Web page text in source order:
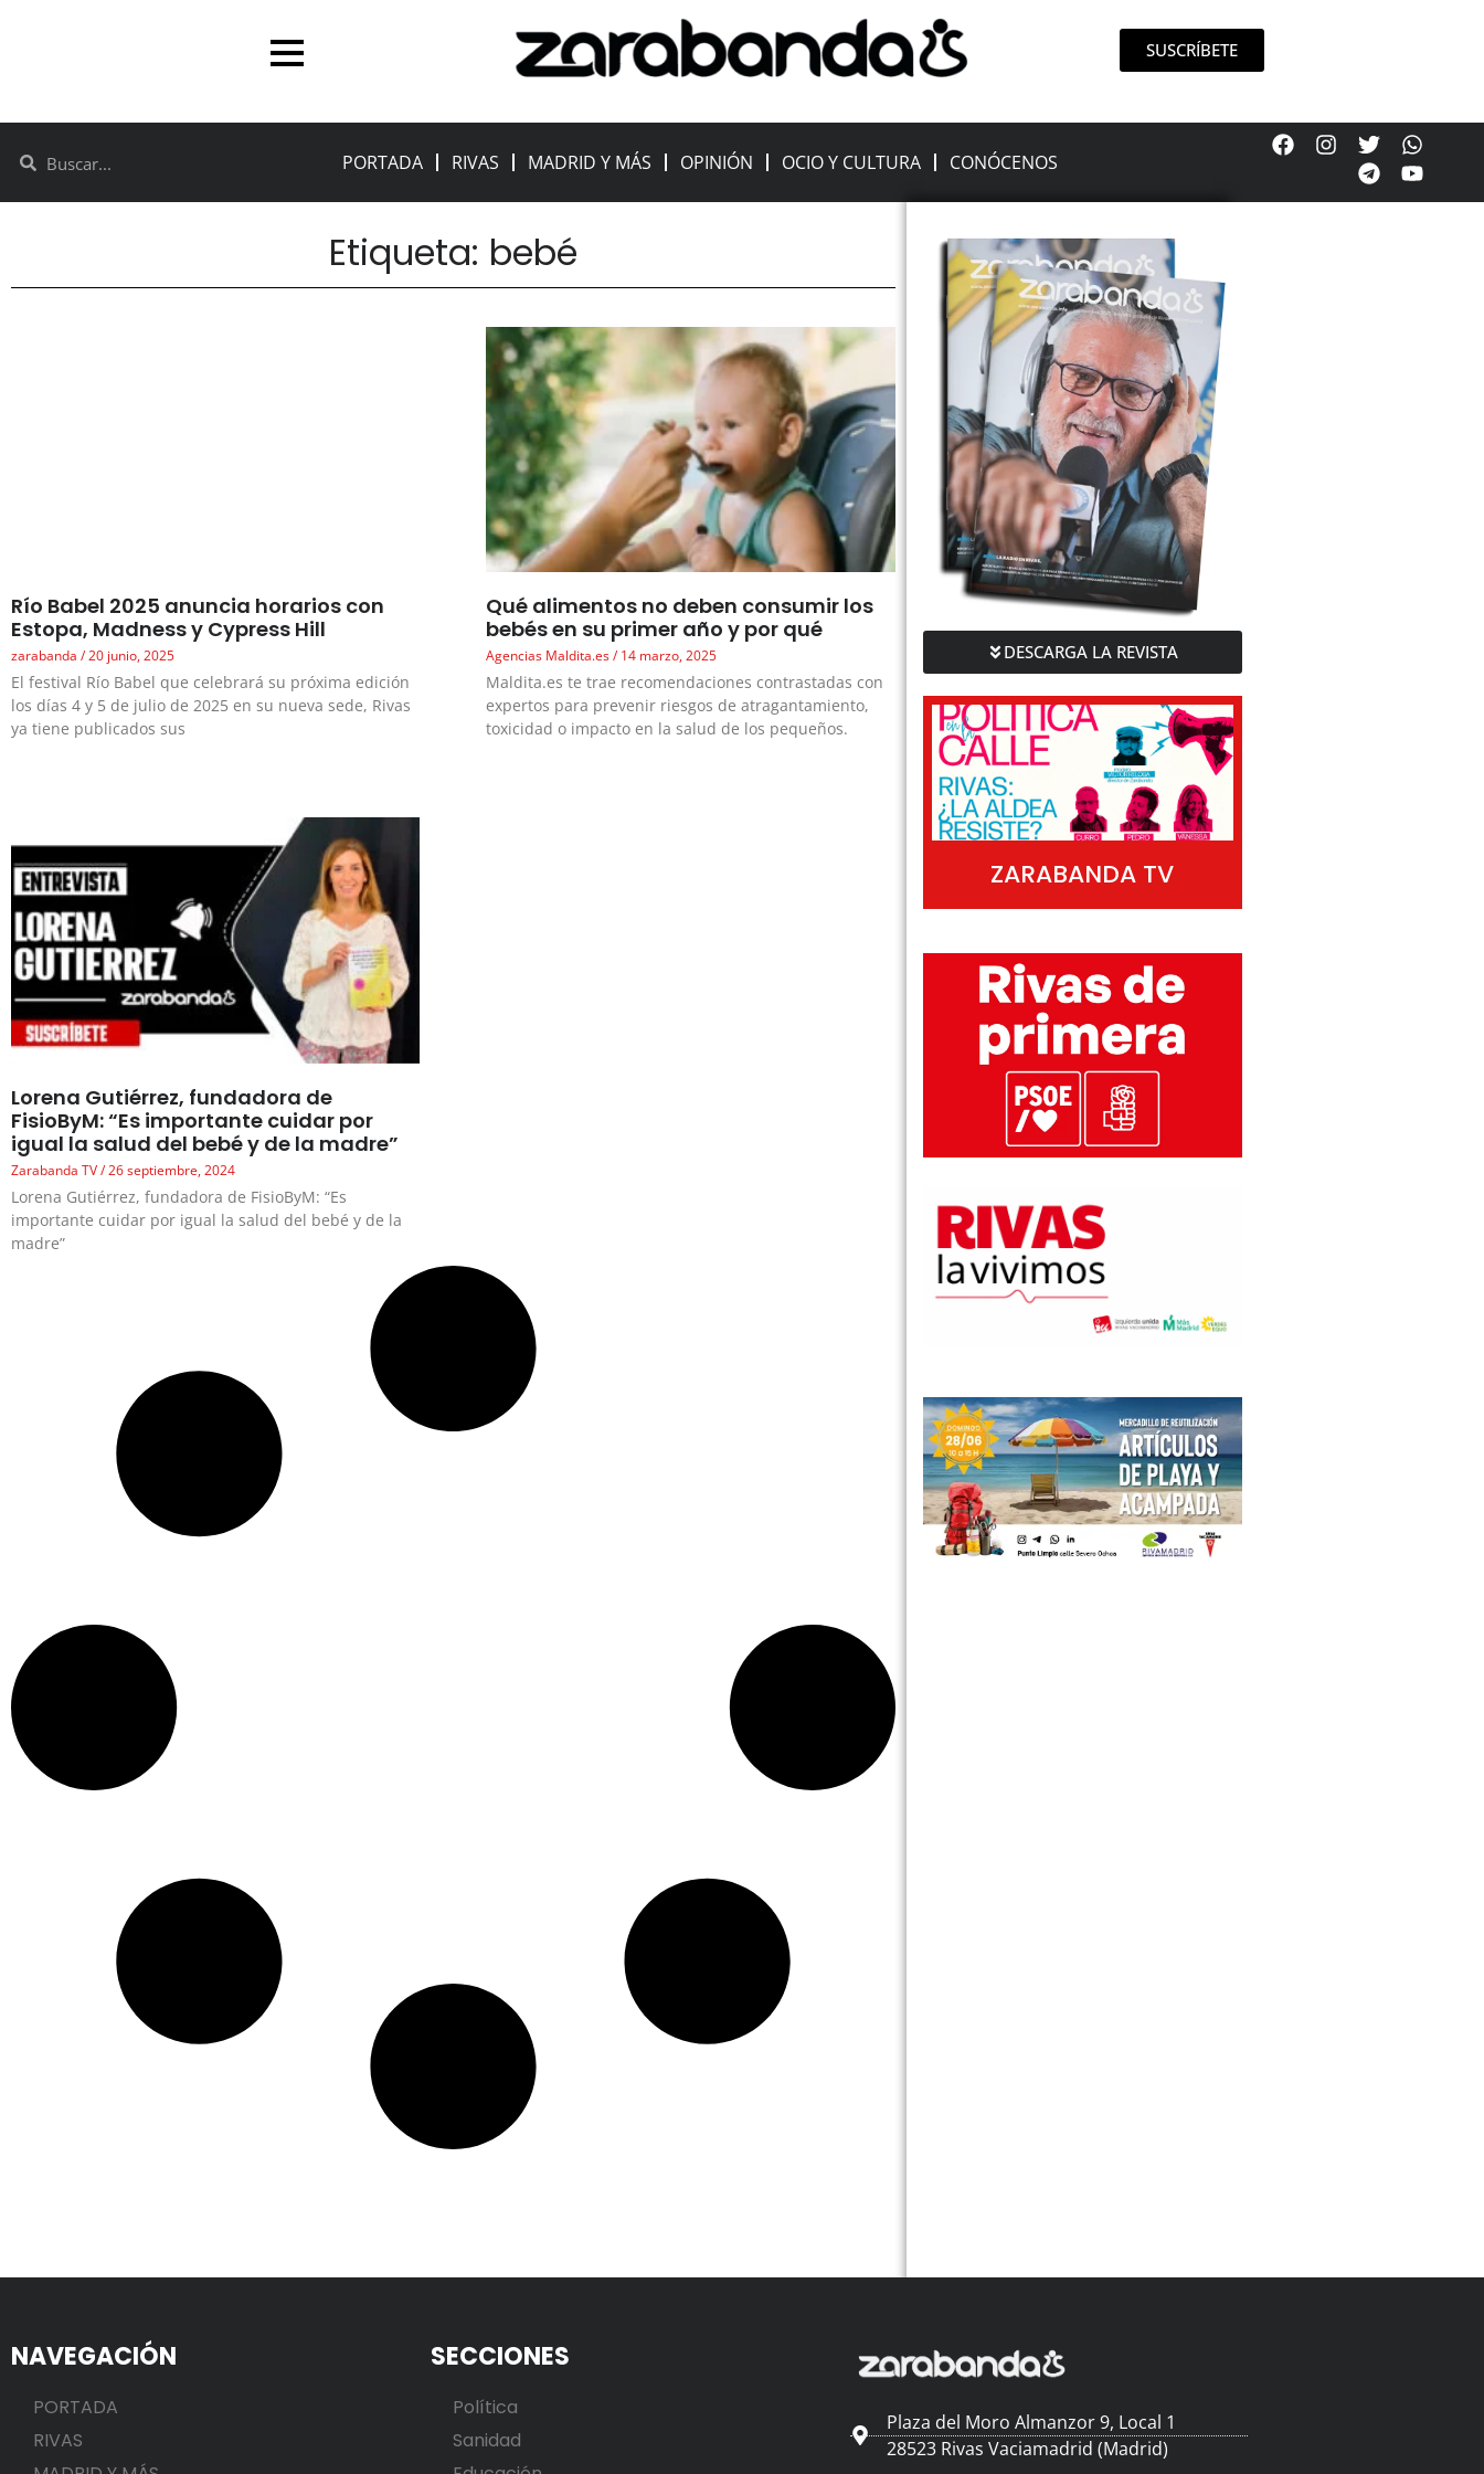
SUSCRÍBETE
PORTADA RIVAS MADRID Y MÁS OPINIÓN OCIO Y CULTURA CONÓCENOS
Etiqueta: bebé
Río Babel 2025 anuncia horarios con
Estopa, Madness y Cypress Hill
zarabanda 20 junio, 2025
El festival Río Babel que celebrará su próxima edición
los días 4 y 5 de julio de 2025 en su nueva sede, Rivas
ya tiene publicados sus
Qué alimentos no deben consumir los
bebés en su primer año y por qué
Agencias Maldita.es 14 marzo, 2025
Maldita.es te trae recomendaciones contrastadas con
expertos para prevenir riesgos de atragantamiento,
toxicidad o impacto en la salud de los pequeños.
Lorena Gutiérrez, fundadora de
FisioByM: “Es importante cuidar por
igual la salud del bebé y de la madre”
Zarabanda TV 26 septiembre, 2024
Lorena Gutiérrez, fundadora de FisioByM: “Es
importante cuidar por igual la salud del bebé y de la
madre”
DESCARGA LA REVISTA
ZARABANDA TV
NAVEGACIÓN
PORTADA
RIVAS
SECCIONES
Política
Sanidad
Plaza del Moro Almanzor 9, Local 1
28523 Rivas Vaciamadrid (Madrid)